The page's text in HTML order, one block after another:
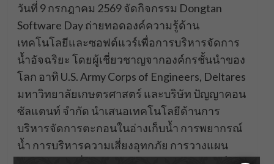
วันที่ 9 กรกฎาคม 2569 จัดกิจกรรม Dongtan
Software Day ถ่ายทอดองค์ความรู้ด้าน
เทคโนโลยีและซอฟต์แวร์เพื่อการบริหารจัดการ
น้ำอัจฉริยะ โดยผู้เชี่ยวชาญจากองค์กรชั้นนำของ
โลก อาทิ U.S. Army Corps of Engineers, Deltares
มหาวิทยาลัยเกษตรศาสตร์ และบริษัท ปัญญาคอน
ซัลแตนท์ จำกัด นำเสนอเทคโนโลยีด้านการ
บริหารจัดการตะกอนในอ่างเก็บน้ำ การพยากรณ์
น้ำ การบริหารความเสี่ยงอุทกภัย การวางแผน